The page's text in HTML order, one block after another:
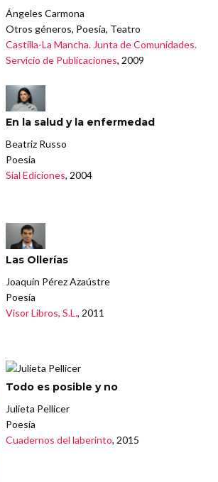
Ángeles Carmona
Otros géneros, Poesía, Teatro
Castilla-La Mancha. Junta de Comunidades.
Servicio de Publicaciones, 2009
En la salud y la enfermedad
Beatriz Russo
Poesía
Sial Ediciones, 2004
Las Ollerías
Joaquín Pérez Azaústre
Poesía
Visor Libros, S.L., 2011
Todo es posible y no
Julieta Pellicer
Poesía
Cuadernos del laberinto, 2015